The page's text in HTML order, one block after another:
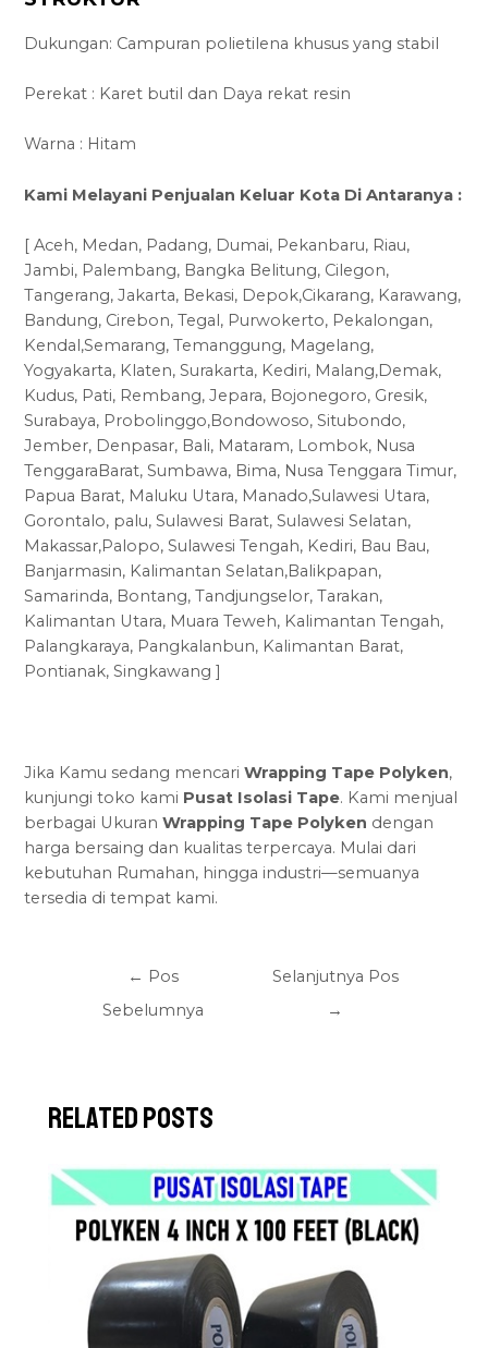
Dukungan: Campuran polietilena khusus yang stabil
Perekat : Karet butil dan Daya rekat resin
Warna : Hitam
Kami Melayani Penjualan Keluar Kota Di Antaranya :
[ Aceh, Medan, Padang, Dumai, Pekanbaru, Riau,
Jambi, Palembang, Bangka Belitung, Cilegon,
Tangerang, Jakarta, Bekasi, Depok,Cikarang, Karawang,
Bandung, Cirebon, Tegal, Purwokerto, Pekalongan,
Kendal,Semarang, Temanggung, Magelang,
Yogyakarta, Klaten, Surakarta, Kediri, Malang,Demak,
Kudus, Pati, Rembang, Jepara, Bojonegoro, Gresik,
Surabaya, Probolinggo,Bondowoso, Situbondo,
Jember, Denpasar, Bali, Mataram, Lombok, Nusa
TenggaraBarat, Sumbawa, Bima, Nusa Tenggara Timur,
Papua Barat, Maluku Utara, Manado,Sulawesi Utara,
Gorontalo, palu, Sulawesi Barat, Sulawesi Selatan,
Makassar,Palopo, Sulawesi Tengah, Kediri, Bau Bau,
Banjarmasin, Kalimantan Selatan,Balikpapan,
Samarinda, Bontang, Tandjungselor, Tarakan,
Kalimantan Utara, Muara Teweh, Kalimantan Tengah,
Palangkaraya, Pangkalanbun, Kalimantan Barat,
Pontianak, Singkawang ]
Jika Kamu sedang mencariWrapping Tape Polyken,
kunjungi toko kami Pusat Isolasi Tape. Kami menjual
berbagai UkuranWrapping Tape Polyken dengan
harga bersaing dan kualitas terpercaya. Mulai dari
kebutuhan Rumahan, hingga industri—semuanya
tersedia di tempat kami.
← Pos
Sebelumnya
Selanjutnya Pos
→
Related Posts